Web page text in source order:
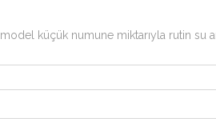
küçük numune miktarıyla rutin su